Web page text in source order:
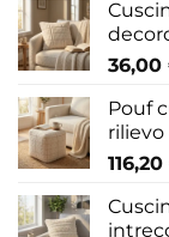
del
36,00
Pouf
116,20